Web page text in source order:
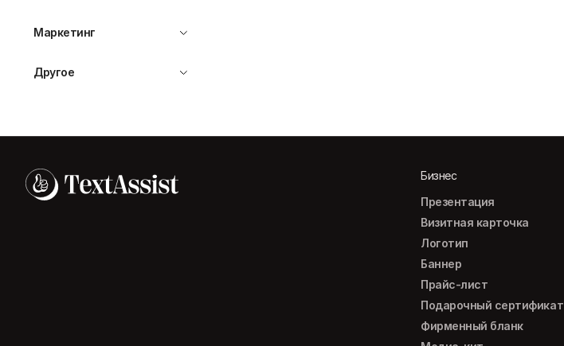
Маркетинг
Другое
Бизнес
Презентация
Визитная карточка
Логотип
Баннер
Прайс-лист
Подарочный сертификат
Фирменный бланк